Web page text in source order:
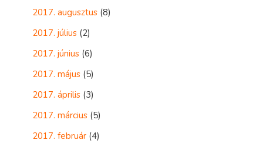
2017. augusztus (8)
2017. július (2)
2017. június (6)
2017. május (5)
2017. április (3)
2017. március (5)
2017. február (4)